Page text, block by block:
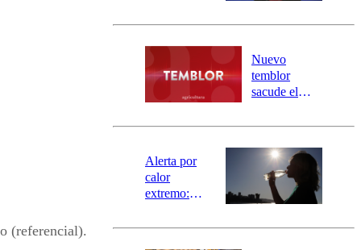
(referencial).
Carahue por
río Damas:
activa
mensajería
SAE
Nuevo
temblor
sacude el
revisa la
epicentro
Alerta por
calor
extremo:
activa Alerta